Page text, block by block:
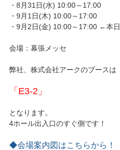
・8月31日(水) 10:00～17:00
・9月1日(木) 10:00～17:00
・9月2日(金) 10:00～17:00 ←本日
会場：幕張メッセ
弊社、株式会社アークのブースは
「E3-2」
となります。
4ホール出入口のすぐ側です！
◆会場案内図はこちらから！